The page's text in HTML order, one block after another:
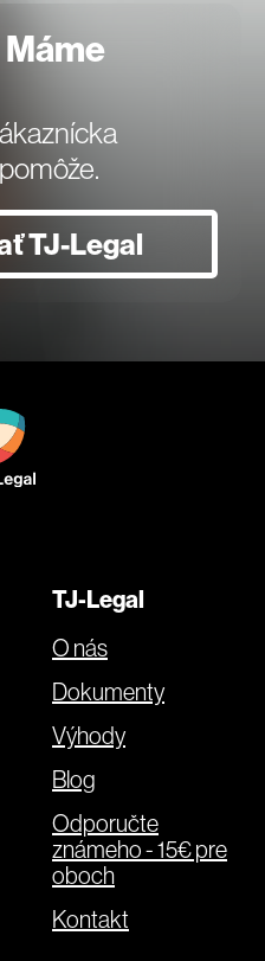
TJ-Legal
TJ-Legal
O nás
Dokumenty
Výhody
Blog
Odporučte
známeho - 15€ pre
oboch
Kontakt